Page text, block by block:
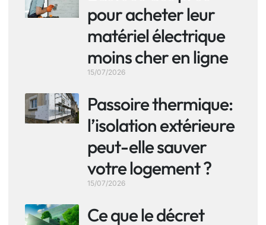
pour acheter leur
matériel électrique
moins cher en ligne
15/07/2026
Passoire thermique:
l’isolation extérieure
peut-elle sauver
votre logement ?
15/07/2026
Ce que le décret